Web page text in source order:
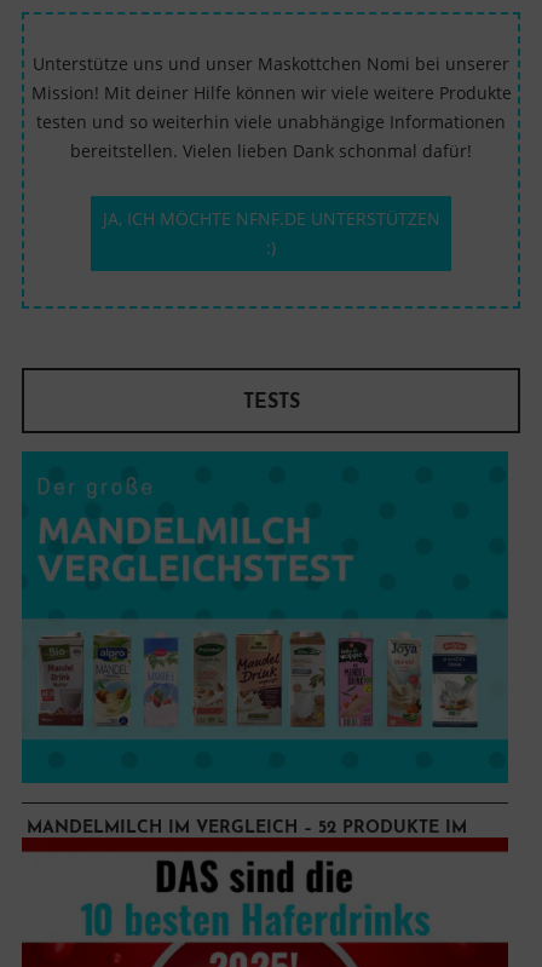
Unterstütze uns und unser Maskottchen Nomi bei unserer
Mission! Mit deiner Hilfe können wir viele weitere Produkte
testen und so weiterhin viele unabhängige Informationen
bereitstellen. Vielen lieben Dank schonmal dafür!
JA, ICH MÖCHTE NFNF.DE UNTERSTÜTZEN
:)
TESTS
MANDELMILCH IM VERGLEICH – 52 PRODUKTE IM
GROSSEN TEST